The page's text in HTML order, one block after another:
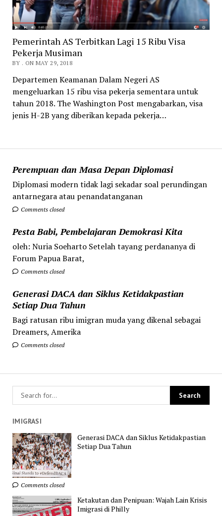
Perempuan dan Masa Depan Diplomasi
Diplomasi modern tidak lagi sekadar soal perundingan
antarnegara atau penandatanganan
Comments closed
Pesta Babi, Pembelajaran Demokrasi Kita
oleh: Nuria Soeharto Setelah tayang perdananya di
Forum Papua Barat,
Comments closed
Generasi DACA dan Siklus Ketidakpastian
Setiap Dua Tahun
Bagi ratusan ribu imigran muda yang dikenal sebagai
Dreamers, Amerika
Comments closed
Pemerintah AS Terbitkan Lagi 15 Ribu Visa
Pekerja Musiman
BY . ON MAY 29, 2018
Departemen Keamanan Dalam Negeri AS
mengeluarkan 15 ribu visa pekerja sementara untuk
tahun 2018. The Washington Post mengabarkan, visa
jenis H-2B yang diberikan kepada pekerja…
IMIGRASI
Generasi DACA dan Siklus Ketidakpastian
Setiap Dua Tahun
Comments closed
Ketakutan dan Penipuan: Wajah Lain Krisis
Imigrasi di Philly